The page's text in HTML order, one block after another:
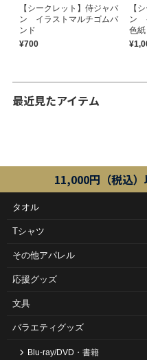
【シークレット】侍ジャパ
ン イラストマルチゴムバ
ンド
¥700
【
ン
色紙
最近見たアイテム
11,000円（税込
タオル
Tシャツ
その他アパレル
応援グッズ
文具
バラエティグッズ
Blu-ray/DVD・書籍